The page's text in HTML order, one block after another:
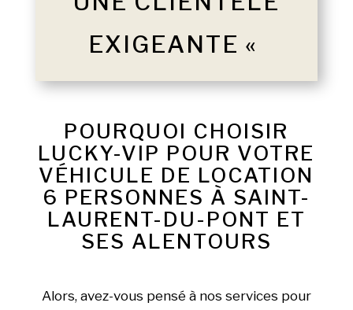
EXIGEANTE «
POURQUOI CHOISIR
LUCKY-VIP POUR VOTRE
VÉHICULE DE LOCATION
6 PERSONNES À SAINT-
LAURENT-DU-PONT ET
SES ALENTOURS
Alors, avez-vous pensé à nos services pour